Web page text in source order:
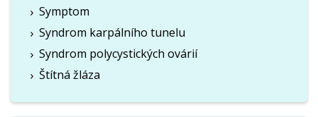
Symptom
Syndrom karpálního tunelu
Syndrom polycystických ovárií
Štítná žláza